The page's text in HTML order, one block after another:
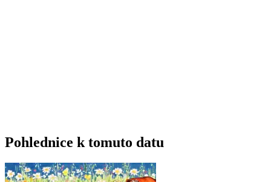
Pohlednice k tomuto datu